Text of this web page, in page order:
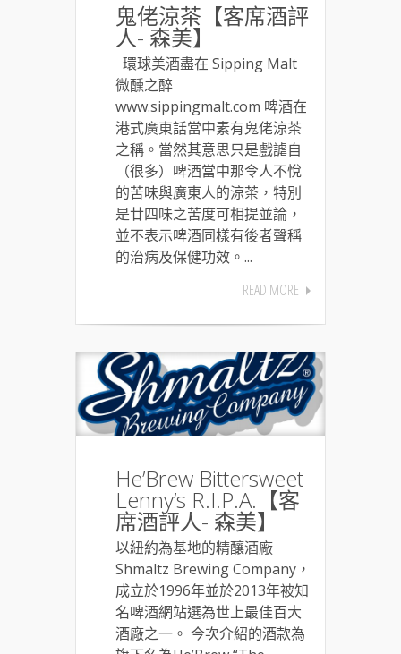
鬼佬涼茶【客席酒評
人- 森美】
環球美酒盡在 Sipping Malt
微醺之醉
www.sippingmalt.com 啤酒在
港式廣東話當中素有鬼佬涼茶
之稱。當然其意思只是戲謔自
（很多）啤酒當中那令人不悅
的苦味與廣東人的涼茶，特別
是廿四味之苦度可相提並論，
並不表示啤酒同樣有後者聲稱
的治病及保健功效。...
READ MORE
He’Brew Bittersweet
Lenny’s R.I.P.A.【客
席酒評人- 森美】
以紐約為基地的精釀酒廠
Shmaltz Brewing Company，
成立於1996年並於2013年被知
名啤酒網站選為世上最佳百大
酒廠之一。 今次介紹的酒款為